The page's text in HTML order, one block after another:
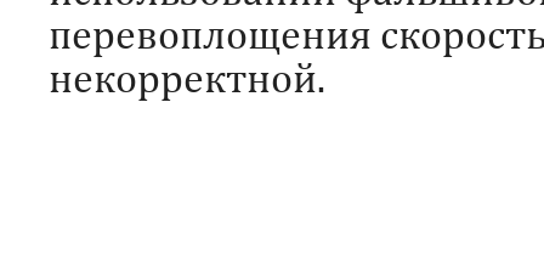
перевоплощения
некорректной.